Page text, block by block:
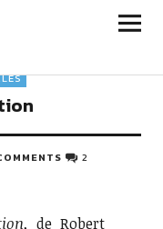
2
, de Robert